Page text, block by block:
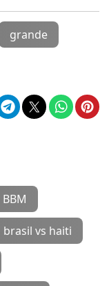
grande
BBM
brasil vs haiti